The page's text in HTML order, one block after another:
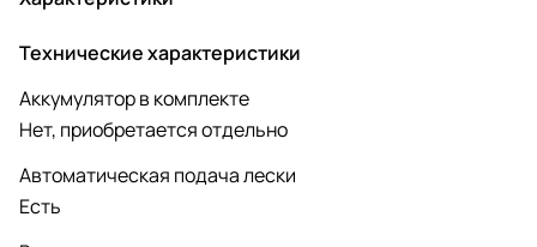
Технические характеристики
Аккумулятор в комплекте
Нет, приобретается отдельно
Автоматическая подача лески
Есть